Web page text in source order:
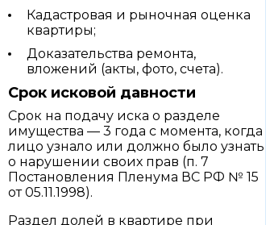
Кадастровая и рыночная оценка
квартиры;
Доказательства ремонта,
вложений (акты, фото, счета).
Срок исковой давности
Срок на подачу иска о разделе
имущества — 3 года с момента, когда
лицо узнало или должно было узнать
о нарушении своих прав (п. 7
Постановления Пленума ВС РФ № 15
от 05.11.1998).
Раздел долей в квартире при